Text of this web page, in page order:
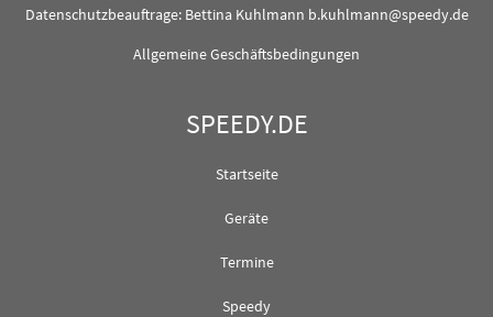
Datenschutzbeauftrage: Bettina Kuhlmann b.kuhlmann@speedy.de
Allgemeine Geschäftsbedingungen
SPEEDY.DE
Startseite
Geräte
Termine
Speedy